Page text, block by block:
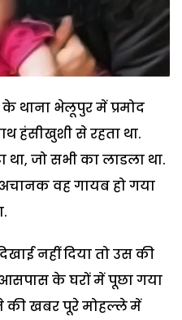
के थाना भेलूपुर में प्रमोद
हंसीखुशी से रहता था.
जो सभी का लाडला था.
वह गायब हो गया
नहीं दिया तो उस की
के घरों में पूछा गया
की खबर पूरे मोहल्ले में